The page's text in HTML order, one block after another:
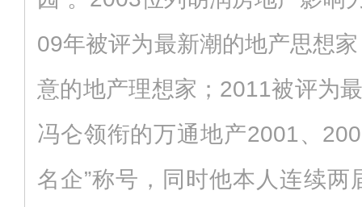
09年被评为最新潮的地产思想
意的地产理想家；2011被评为
冯仑领衔的万通地产2001、
名企”称号，同时他本人连续两